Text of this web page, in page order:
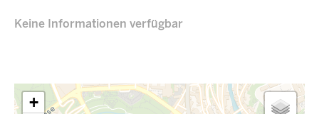
Keine Informationen verfügbar
+